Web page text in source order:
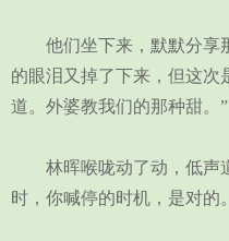
他们坐下来，默默分享
的眼泪又掉了下来，但这
道。外婆教我们的那种甜。”
林晖喉咙动了动，低声
时，你喊停的时机，是对的